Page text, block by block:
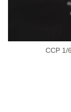
CCP 1/